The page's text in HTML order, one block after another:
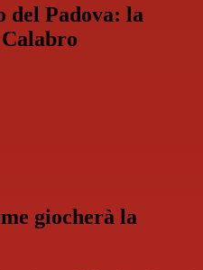
del Padova: la
giocherà la